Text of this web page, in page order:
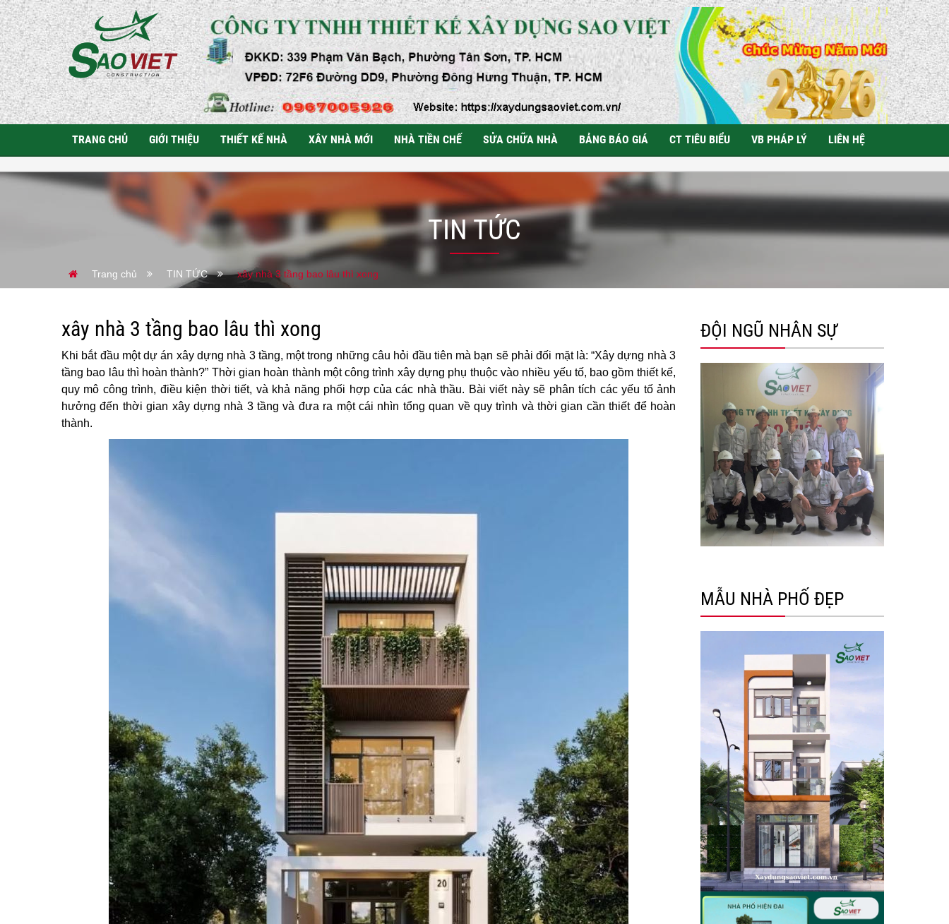
TRANG CHỦ GIỚI THIỆU THIẾT KẾ NHÀ XÂY NHÀ MỚI NHÀ TIỀN CHẾ SỬA CHỮA NHÀ BẢNG BÁO GIÁ CT TIÊU BIỂU VB PHÁP LÝ LIÊN HỆ
TIN TỨC
Trang chủ TIN TỨC xây nhà 3 tầng bao lâu thì xong
xây nhà 3 tầng bao lâu thì xong
Khi bắt đầu một dự án xây dựng nhà 3 tầng, một trong những câu hỏi đầu tiên mà bạn sẽ phải đối mặt là: “Xây dựng nhà 3
tầng bao lâu thì hoàn thành?” Thời gian hoàn thành một công trình xây dựng phụ thuộc vào nhiều yếu tố, bao gồm thiết kế,
quy mô công trình, điều kiện thời tiết, và khả năng phối hợp của các nhà thầu. Bài viết này sẽ phân tích các yếu tố ảnh
hưởng đến thời gian xây dựng nhà 3 tầng và đưa ra một cái nhìn tổng quan về quy trình và thời gian cần thiết để hoàn
thành.
ĐỘI NGŨ NHÂN SỰ
MẪU NHÀ PHỐ ĐẸP